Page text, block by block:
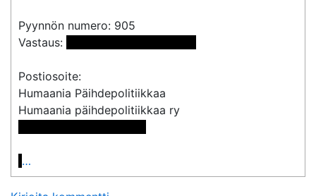
Pyynnön numero: 905
Vastaus:
Postiosoite:
Humaania Päihdepolitiikkaa
…